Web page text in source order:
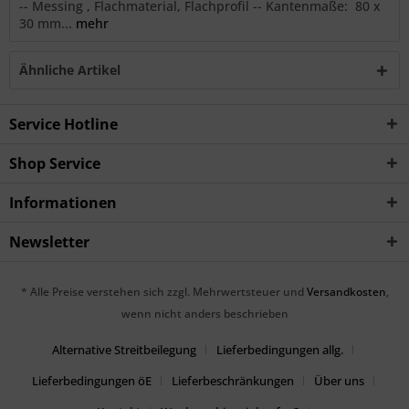
-- Messing , Flachmaterial, Flachprofil -- Kantenmaße: 80 x
30 mm... mehr
Ähnliche Artikel
Service Hotline
Shop Service
Informationen
Newsletter
* Alle Preise verstehen sich zzgl. Mehrwertsteuer und Versandkosten,
wenn nicht anders beschrieben
Alternative Streitbeilegung
Lieferbedingungen allg.
Lieferbedingungen öE
Lieferbeschränkungen
Über uns